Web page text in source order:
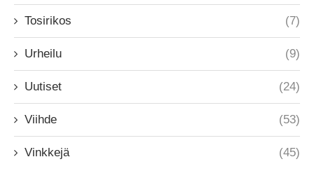
Tosirikos (7)
Urheilu (9)
Uutiset (24)
Viihde (53)
Vinkkejä (45)